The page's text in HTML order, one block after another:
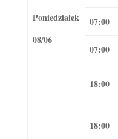
Poniedziałek
08/06
07:00
07:00
18:00
18:00